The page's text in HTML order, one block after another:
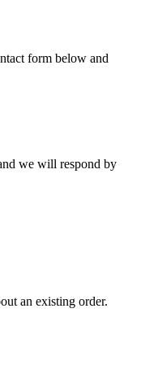
form below and
we will respond by
an existing order.